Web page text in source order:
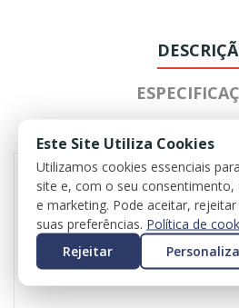
REVIEWS
Climatronic para Mercedes-
Referência original:
Valor do iva incluído
Valor do transporte não
Este Site Utiliza Cookies
Utilizamos cookies essenciais
site e, com o seu
e marketing. Pode aceitar,
suas preferências. Política de
Rejeitar